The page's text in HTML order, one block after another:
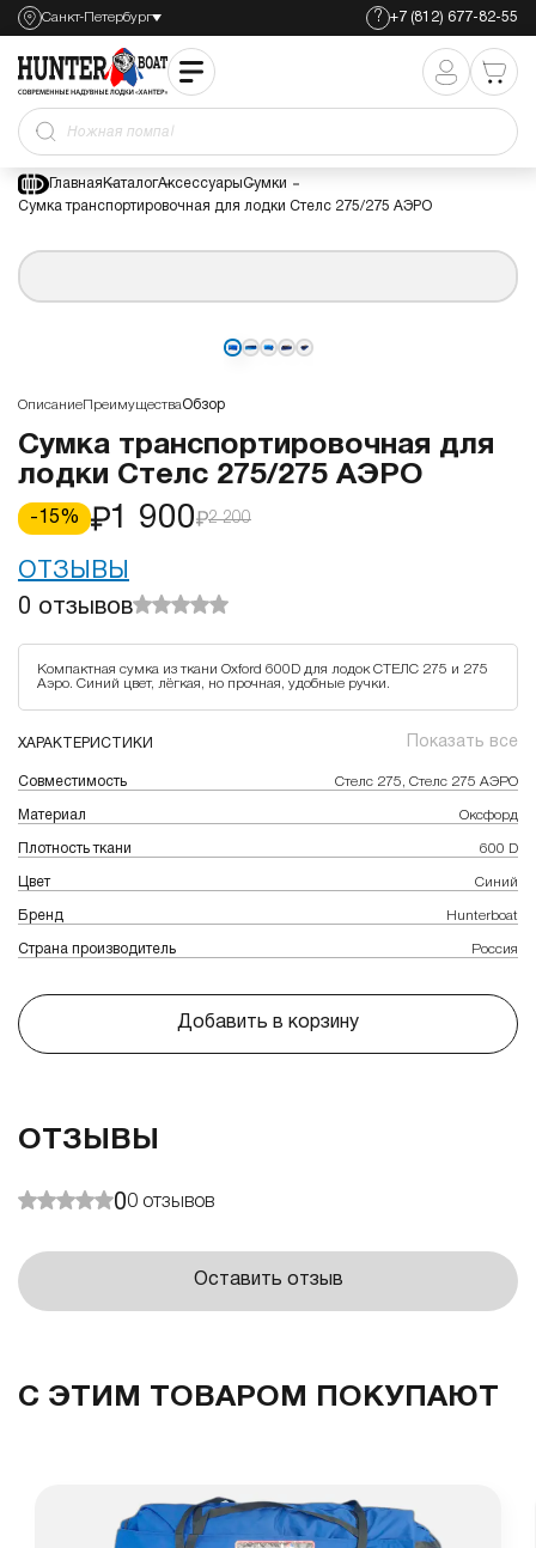
Санкт-Петербург ? +7 (812) 677-82-55
Ножная помпа
Сумка транспортировочная для лодки Стелс 275/275
АЭРО
1 900 2 200
Главная КаталогАксессуарыСумки
Сумка транспортировочная для лодки Стелс 275/275 АЭРО
ОписаниеПреимуществаОбзор
Сумка транспортировочная для
лодки Стелс 275/275 АЭРО
- 15% 1 900 2 200
ОТЗЫВЫ
0 отзывов
Компактная сумка из ткани Oxford 600D для лодок СТЕЛС 275 и 275
Аэро. Синий цвет, лёгкая, но прочная, удобные ручки.
ХАРАКТЕРИСТИКИ Показать все
Совместимость Стелс 275, Стелс 275 АЭРО
Материал Оксфорд
Плотность ткани 600 D
Цвет Синий
Бренд Hunterboat
Страна производитель Россия
Добавить в корзину
ОТЗЫВЫ
00 отзывов
Оставить отзыв
С ЭТИМ ТОВАРОМ ПОКУПАЮТ